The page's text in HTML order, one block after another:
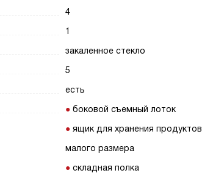
4
1
закаленное стекло
5
есть
боковой съемный лоток
ящик для хранения продуктов
малого размера
складная полка